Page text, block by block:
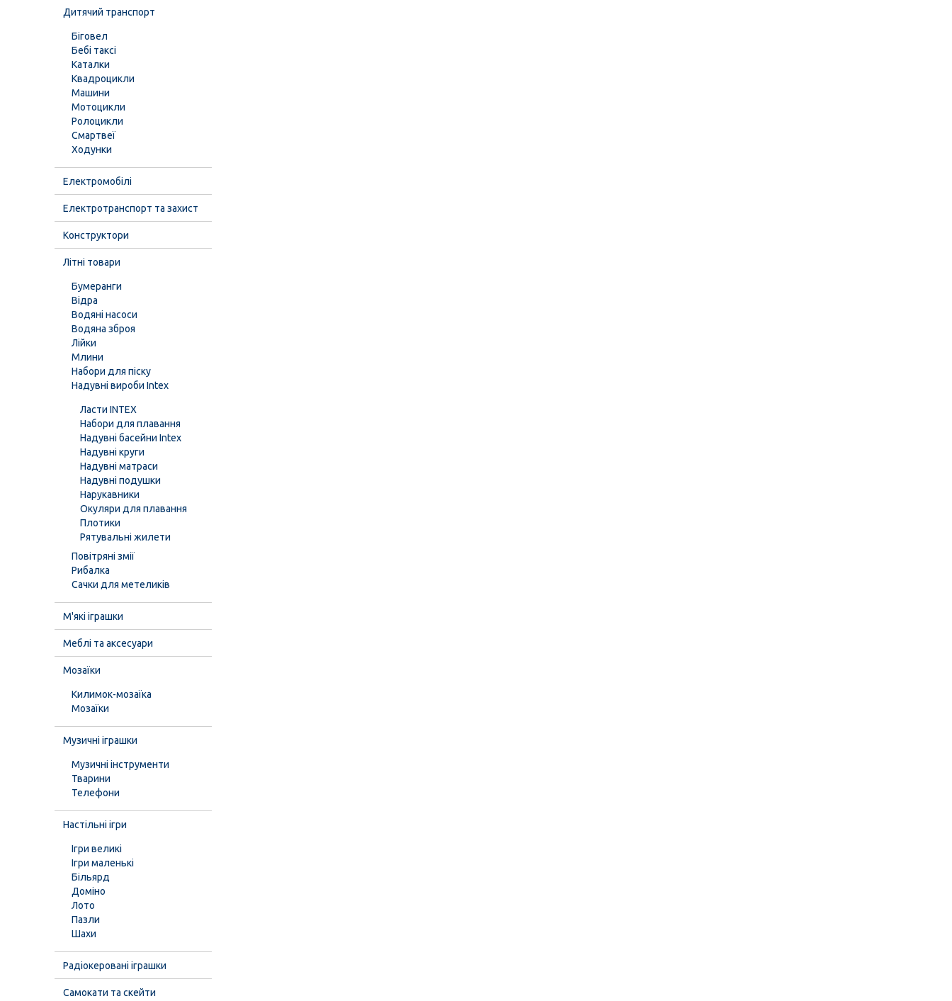
Дитячий транспорт
Біговел
Бебі таксі
Каталки
Квадроцикли
Машини
Мотоцикли
Ролоцикли
Смартвеї
Ходунки
Електромобілі
Електротранспорт та захист
Конструктори
Літні товари
Бумеранги
Відра
Водяні насоси
Водяна зброя
Лійки
Млини
Набори для піску
Надувні вироби Intex
Ласти INTEX
Набори для плавання
Надувні басейни Intex
Надувні круги
Надувні матраси
Надувні подушки
Нарукавники
Окуляри для плавання
Плотики
Рятувальні жилети
Повітряні змії
Рибалка
Сачки для метеликів
М'які іграшки
Меблі та аксесуари
Мозаїки
Килимок-мозаїка
Мозаїки
Музичні іграшки
Музичні інструменти
Тварини
Телефони
Настільні ігри
Ігри великі
Ігри маленькі
Більярд
Доміно
Лото
Пазли
Шахи
Радіокеровані іграшки
Самокати та скейти